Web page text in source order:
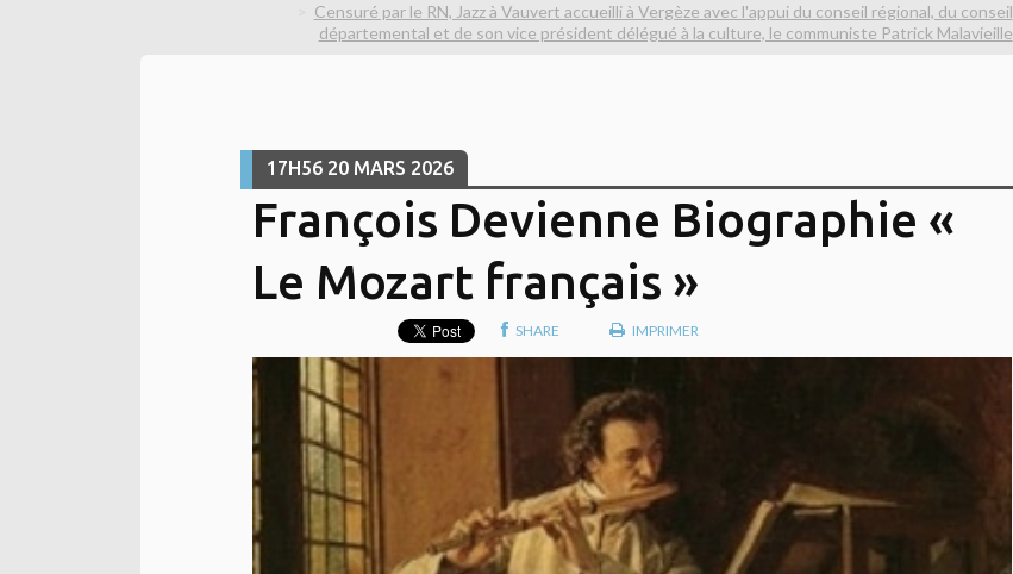
Censuré par le RN, Jazz à Vauvert accueilli à Vergèze avec l'appui du conseil régional, du conseil
départemental et de son vice président délégué à la culture, le communiste Patrick Malavieille
17H56 20 MARS 2026
François Devienne Biographie «
Le Mozart français »
SHARE IMPRIMER